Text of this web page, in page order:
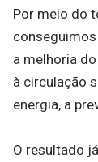
Por meio do
a melhoria
à circulação
energia, a
O resultado